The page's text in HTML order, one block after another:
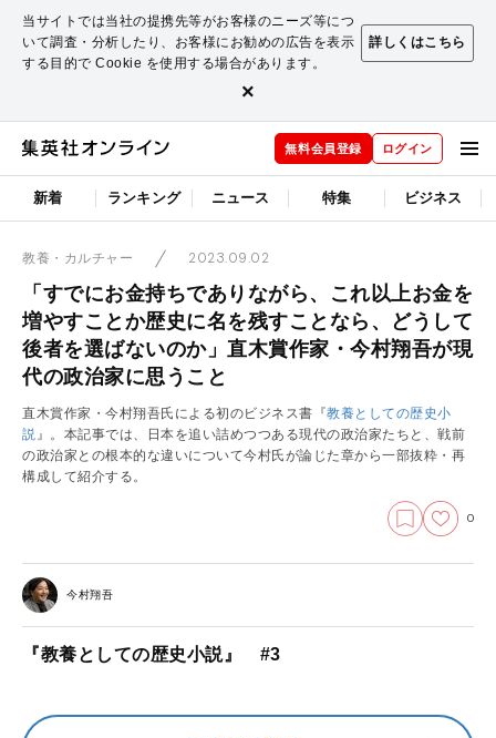
当サイトでは当社の提携先等がお客様のニーズ等につ
いて調査・分析したり、お客様にお勧めの広告を表示
する目的で Cookie を使用する場合があります。
詳しくはこちら
×
無料会員登録 ログイン
新着 ランキング ニュース 特集 ビジネス
教養・カルチャー 2023.09.02
「すでにお金持ちでありながら、これ以上お金を
増やすことか歴史に名を残すことなら、どうして
後者を選ばないのか」直木賞作家・今村翔吾が現
代の政治家に思うこと
直木賞作家・今村翔吾氏による初のビジネス書『教養としての歴史小
説』。本記事では、日本を追い詰めつつある現代の政治家たちと、戦前
の政治家との根本的な違いについて今村氏が論じた章から一部抜粋・再
構成して紹介する。
0
今村翔吾
『教養としての歴史小説』 #3